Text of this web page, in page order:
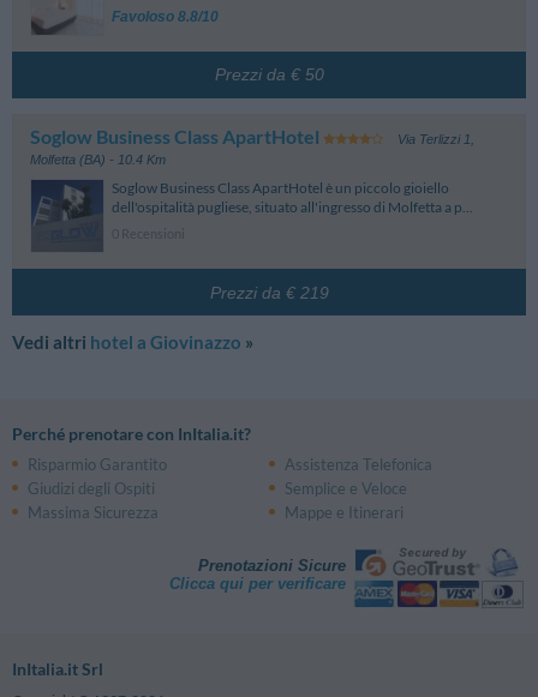
Favoloso 8.8/10
Prezzi da € 50
Soglow Business Class ApartHotel Via Terlizzi 1,
Molfetta (BA) - 10.4 Km
Soglow Business Class ApartHotel è un piccolo gioiello
dell'ospitalità pugliese, situato all'ingresso di Molfetta a p...
0 Recensioni
Prezzi da € 219
Vedi altri hotel a Giovinazzo »
Perché prenotare con InItalia.it?
Risparmio Garantito
Assistenza Telefonica
Giudizi degli Ospiti
Semplice e Veloce
Massima Sicurezza
Mappe e Itinerari
Prenotazioni Sicure
Clicca qui per verificare
InItalia.it Srl